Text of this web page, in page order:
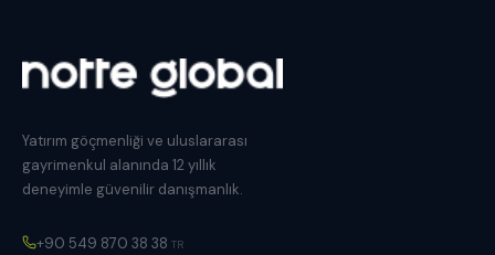
Yatırım göçmenliği ve uluslararası
gayrimenkul alanında 12 yıllık
deneyimle güvenilir danışmanlık.
+90 549 870 38 38 TR